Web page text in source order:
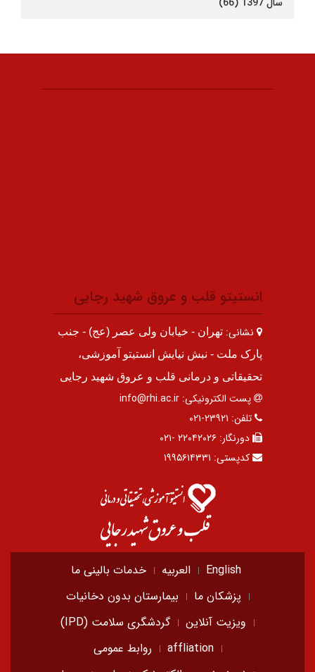
انستیتو قلب و عروق شهید رجایی
نشانی: تهران - خیابان ولی عصر (عج) - جنب
پارک ملت - نبش نیایش انستیتو آموزشی،
تحقیقاتی و درمانی قلب و عروق شهید رجایی
پست الکترونیکی: info@rhi.ac.ir
تلفن: ۲۳۹۲۱-۰۲۱
دورنگار: ۲۲۰۴۲۰۲۶ -۰۲۱
کدپستی: ۱۹۹۵۶۱۴۳۳۱
English العربیه
خدمات بالینی ما
پزشکان ما
بیمارستان بدون دخانیات
ویزیت آنلاین
گردشگری سلامت (IPD)
affliation
روابط عمومی